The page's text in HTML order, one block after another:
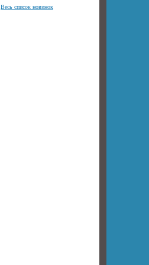
Весь список новинок